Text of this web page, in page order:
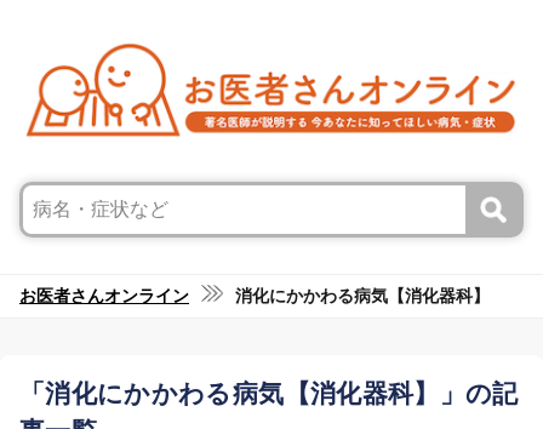
お医者さんオンライン 消化にかかわる病気【消化器科】
「消化にかかわる病気【消化器科】」の記